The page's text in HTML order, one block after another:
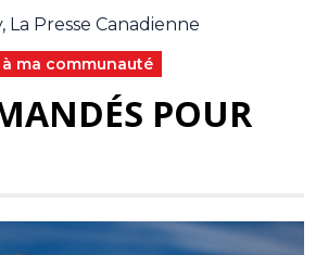
La Presse Canadienne
ma communauté
POUR